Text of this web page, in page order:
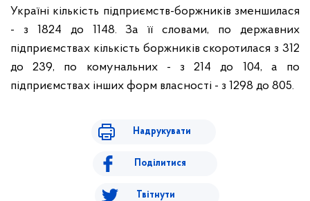
Україні кількість підприємств-боржників зменшилася
- з 1824 до 1148. За її словами, по державних
підприємствах кількість боржників скоротилася з 312
до 239, по комунальних - з 214 до 104, а по
підприємствах інших форм власності - з 1298 до 805.
Надрукувати
Поділитися
Твітнути